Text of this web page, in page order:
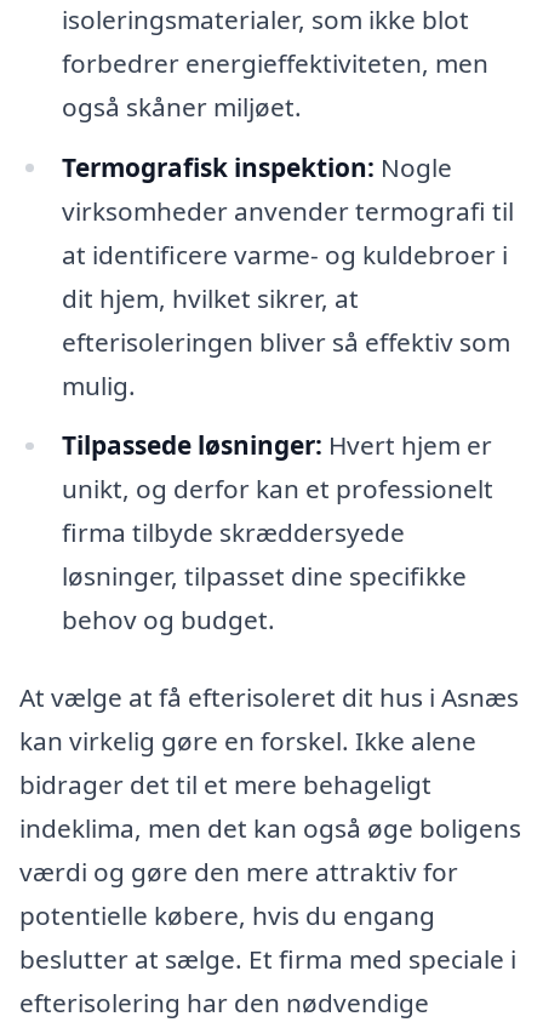
isoleringsmaterialer, som ikke blot
forbedrer energieffektiviteten, men
også skåner miljøet.
Termografisk inspektion: Nogle
virksomheder anvender termografi til
at identificere varme- og kuldebroer i
dit hjem, hvilket sikrer, at
efterisoleringen bliver så effektiv som
mulig.
Tilpassede løsninger: Hvert hjem er
unikt, og derfor kan et professionelt
firma tilbyde skræddersyede
løsninger, tilpasset dine specifikke
behov og budget.
At vælge at få efterisoleret dit hus i Asnæs
kan virkelig gøre en forskel. Ikke alene
bidrager det til et mere behageligt
indeklima, men det kan også øge boligens
værdi og gøre den mere attraktiv for
potentielle købere, hvis du engang
beslutter at sælge. Et firma med speciale i
efterisolering har den nødvendige